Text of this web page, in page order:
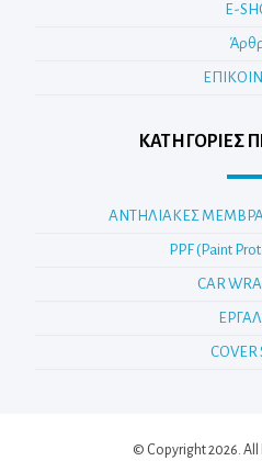
E-
ΚΑΤΗΓΟΡΊΕΣ
ΑΝΤΗΛΙΑΚΕΣ
PPF (Paint
CAR
COVER
© Copyright 2026. All